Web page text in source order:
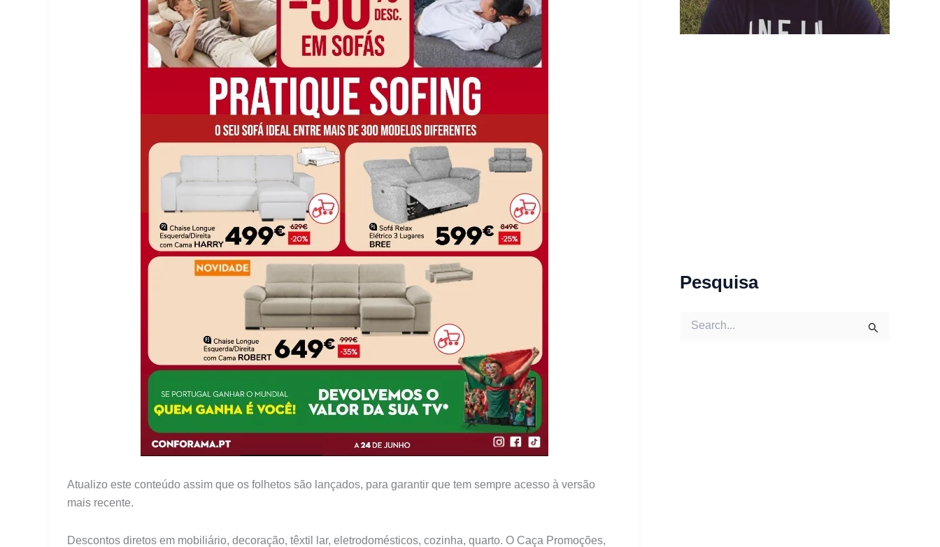
Atualizo este conteúdo assim que os folhetos são lançados, para garantir que tem sempre acesso à versão
mais recente.
Descontos diretos em mobiliário, decoração, têxtil lar, eletrodomésticos, cozinha, quarto. O Caça Promoções,
Pesquisa